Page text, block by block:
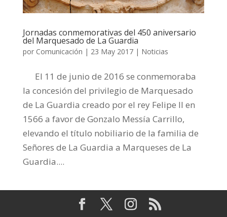
Jornadas conmemorativas del 450 aniversario
del Marquesado de La Guardia
por Comunicación | 23 May 2017| Noticias
El 11 de junio de 2016 se conmemoraba
la concesión del privilegio de Marquesado
de La Guardia creado por el rey Felipe II en
1566 a favor de Gonzalo Messía Carrillo,
elevando el título nobiliario de la familia de
Señores de La Guardia a Marqueses de La
Guardia....